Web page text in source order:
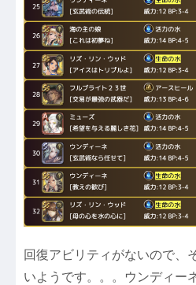
回復アビリティがないので、
いようです。。。ウンディー